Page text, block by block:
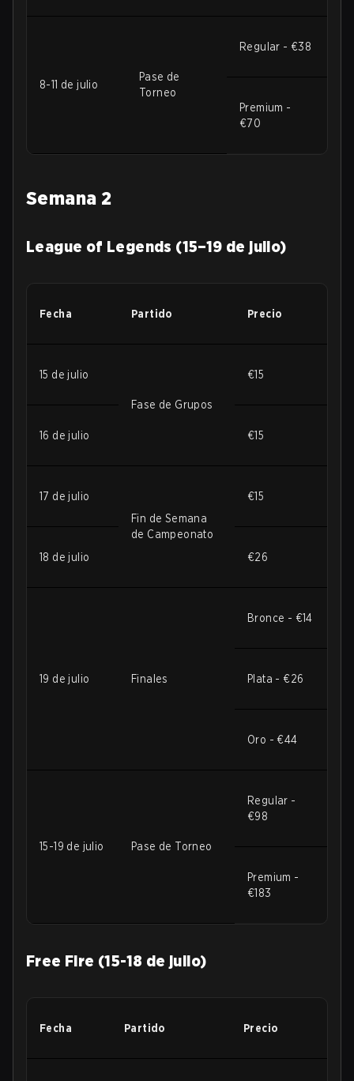
8-11 de julio
Pase de
Torneo
Regular - €38
Premium -
€70
Semana 2
League of Legends (15–19 de julio)
Fecha Partido Precio
15 de julio
Fase de Grupos
€15
16 de julio €15
17 de julio
Fin de Semana
de Campeonato
€15
18 de julio €26
19 de julio Finales
Bronce - €14
Plata - €26
Oro - €44
15-19 de julio Pase de Torneo
Regular -
€98
Premium -
€183
Free Fire (15-18 de julio)
Fecha Partido Precio